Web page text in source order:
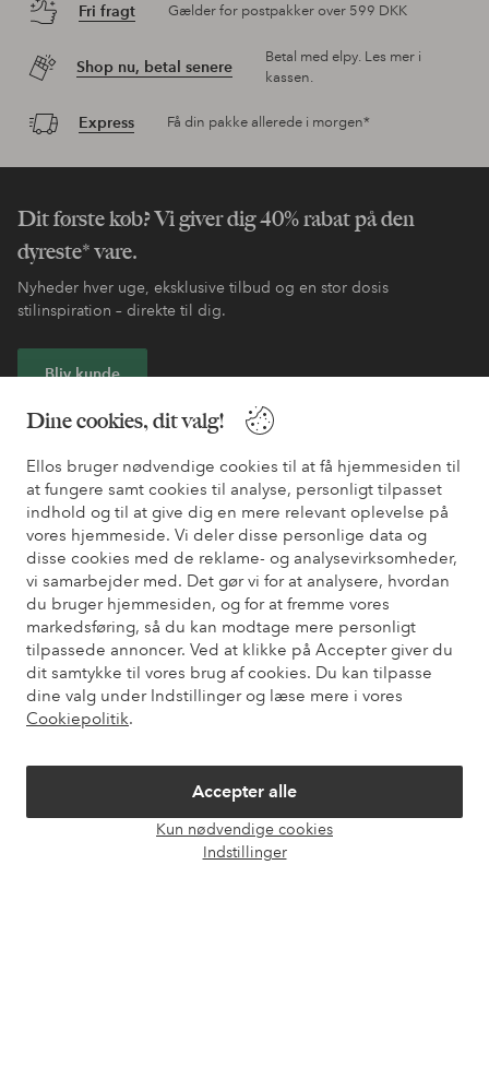
Dine cookies, dit valg!
Ellos bruger nødvendige cookies til at få hjemmesiden til
at fungere samt cookies til analyse, personligt tilpasset
indhold og til at give dig en mere relevant oplevelse på
vores hjemmeside. Vi deler disse personlige data og
disse cookies med de reklame- og analysevirksomheder,
vi samarbejder med. Det gør vi for at analysere, hvordan
du bruger hjemmesiden, og for at fremme vores
markedsføring, så du kan modtage mere personligt
tilpassede annoncer. Ved at klikke på Accepter giver du
dit samtykke til vores brug af cookies. Du kan tilpasse
dine valg under Indstillinger og læse mere i vores
Cookiepolitik.
Accepter alle
Kun nødvendige cookies
Indstillinger
Fri fragt Gælder for postpakker over 599 DKK
Shop nu, betal senere
Betal med elpy. Les mer i
kassen.
Express Få din pakke allerede i morgen*
Dit første køb? Vi giver dig 40% rabat på den
dyreste* vare.
Nyheder hver uge, eksklusive tilbud og en stor dosis
stilinspiration – direkte til dig.
Bliv kunde
* Se tilbudsbetingelser ved registrering
Har du brug for hjælp?
Du kan finde svar på de oftest stillede spørgsmål i vores FAQ.
Du kan også finde oplysninger om, hvordan du kontakter os.
Kundeservice Bestilling Betalingsmåde
Mine sider
Om Ellos